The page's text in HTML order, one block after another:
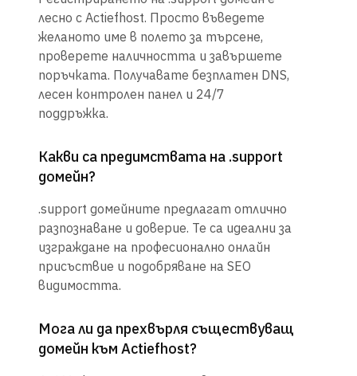
лесно с Actiefhost. Просто въведете
желаното име в полето за търсене,
проверете наличността и завършете
поръчката. Получавате безплатен DNS,
лесен контролен панел и 24/7
поддръжка.
Какви са предимствата на .support
домейн?
.support домейните предлагат отлично
разпознаване и доверие. Те са идеални за
изграждане на професионално онлайн
присъствие и подобряване на SEO
видимостта.
Мога ли да прехвърля съществуващ
домейн към Actiefhost?